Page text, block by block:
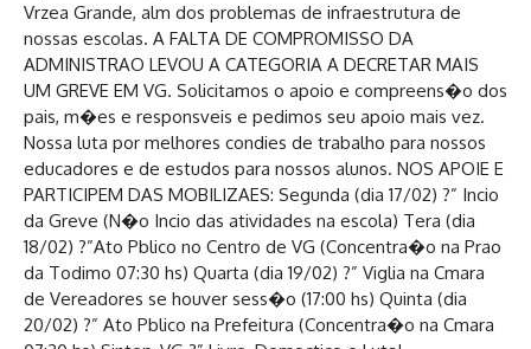
Vrzea Grande, alm dos problemas de infraestrutura de
nossas escolas. A FALTA DE COMPROMISSO DA
ADMINISTRAO LEVOU A CATEGORIA A DECRETAR MAIS
UM GREVE EM VG. Solicitamos o apoio e compreens�o dos
pais, m�es e responsveis e pedimos seu apoio mais vez.
Nossa luta por melhores condies de trabalho para nossos
educadores e de estudos para nossos alunos. NOS APOIE E
PARTICIPEM DAS MOBILIZAES: Segunda (dia 17/02) ?” Incio
da Greve (N�o Incio das atividades na escola) Tera (dia
18/02) ?”Ato Pblico no Centro de VG (Concentra�o na Prao
da Todimo 07:30 hs) Quarta (dia 19/02) ?” Viglia na Cmara
de Vereadores se houver sess�o (17:00 hs) Quinta (dia
20/02) ?” Ato Pblico na Prefeitura (Concentra�o na Cmara